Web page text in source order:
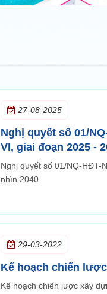
27-08-2025
Nghị quyết số 01/
VI, giai đoạn 2025 -
Nghị quyết số 01/NQ-HĐT-
nhìn 2040
29-03-2022
Kế hoạch chiến
Kế hoạch chiến lược xây